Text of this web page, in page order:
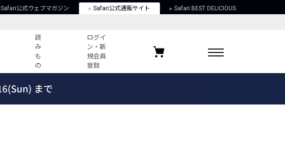
Safari公式ウェブマガジン Safari公式通販サイト Safari BEST DELICIOUS
読
み
も
の
ログイ
ン・新
規会員
登録
お気に入りブランド